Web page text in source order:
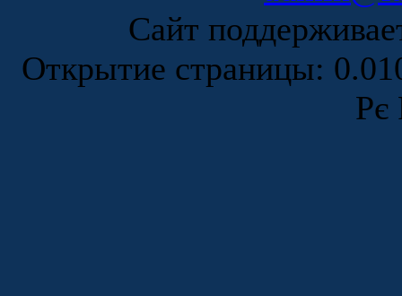
Сайт
Открытие страницы:
Рє